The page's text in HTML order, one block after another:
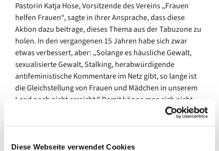
Diese Webseite verwendet Cookies
Pastorin Katja Hose, Vorsitzende des Vereins „Frauen
helfen Frauen“, sagte in ihrer Ansprache, dass diese
Aktion dazu beitrage, dieses Thema aus der Tabuzone zu
holen. In den vergangenen 15 Jahren habe sich zwar
etwas verbessert, aber: „Solange es häusliche Gewalt,
sexualisierte Gewalt, Stalking, herabwürdigende
antifeministische Kommentare im Netz gibt, so lange ist
die Gleichstellung von Frauen und Mädchen in unserem
Land noch nicht erreicht.“ Damit könne man sich nicht
Schleswig-Holstein als erstes Bundesland systematisch